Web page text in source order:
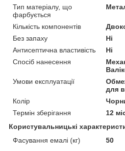
Тип матеріалу, що
фарбується
Кількість компонентів
Без запаху
Ні
Антисептична властивість
Ні
Спосіб нанесення
Умови експлуатації
для
Колір
Термін зберігання
12
Користувальницькі
Фасування емалі (кг)
50